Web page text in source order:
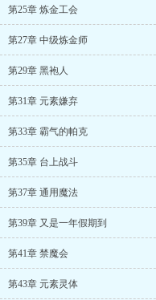
第25章 炼金工会
第27章 中级炼金师
第29章 黑袍人
第31章 元素嫌弃
第33章 霸气的帕克
第35章 台上战斗
第37章 通用魔法
第39章 又是一年假期到
第41章 禁魔会
第43章 元素灵体